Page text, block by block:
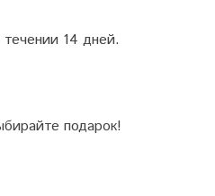
14 дней.
подарок!